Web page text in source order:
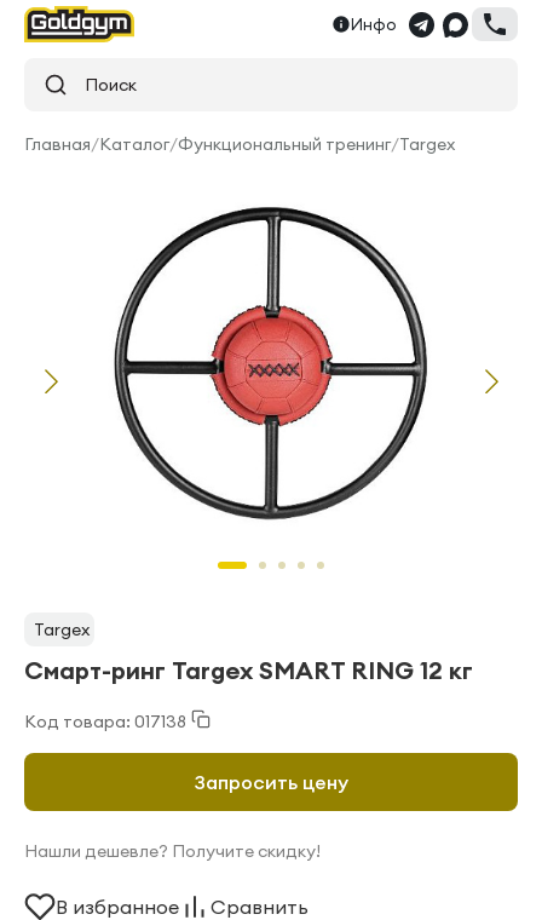
Инфо
Поиск
Главная/Каталог/Функциональный тренинг/Targex
Targex
Смарт-ринг Targex SMART RING 12 кг
Код товара: 017138
Запросить цену
Нашли дешевле? Получите скидку!
В избранное Сравнить